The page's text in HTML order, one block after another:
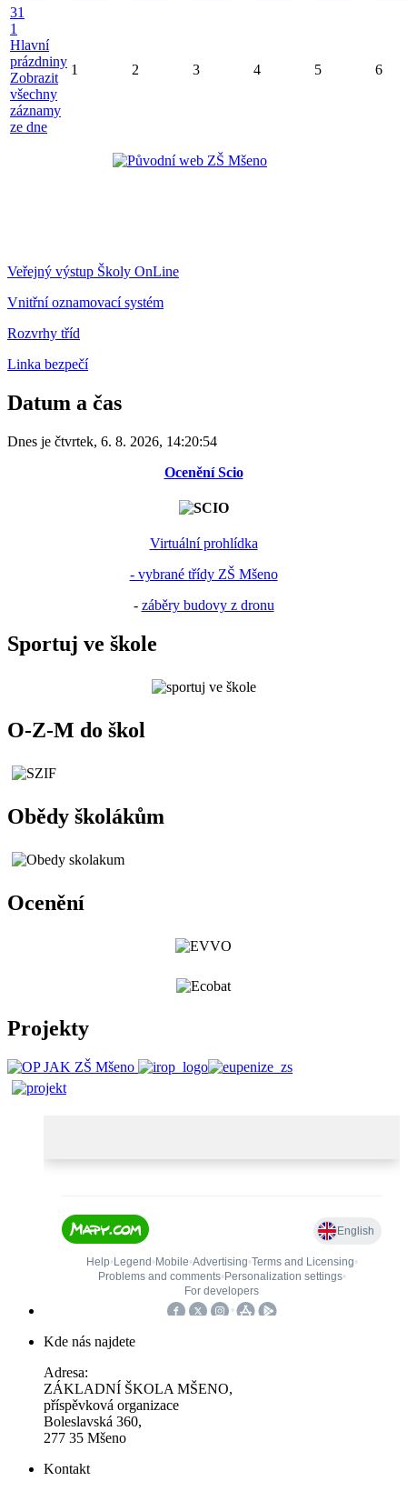
31
1
Hlavní
prázdniny
Zobrazit
všechny
záznamy
ze dne
1 2 3 4 5 6
Veřejný výstup Školy OnLine
Vnitřní oznamovací systém
Rozvrhy tříd
Linka bezpečí
Datum a čas
Dnes je čtvrtek, 6. 8. 2026, 14:20:54
Ocenění Scio
Virtuální prohlídka
- vybrané třídy ZŠ Mšeno
- záběry budovy z dronu
Sportuj ve škole
O-Z-M do škol
Obědy školákům
Ocenění
Projekty
Kde nás najdete
Adresa:
ZÁKLADNÍ ŠKOLA MŠENO,
příspěvková organizace
Boleslavská 360,
277 35 Mšeno
Kontakt